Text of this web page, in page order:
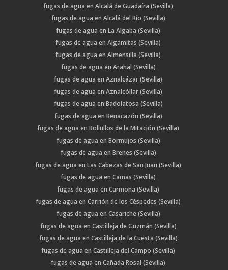
fugas de agua en Alcalá de Guadaíra (Sevilla)
fugas de agua en Alcalá del Río (Sevilla)
fugas de agua en La Algaba (Sevilla)
fugas de agua en Algámitas (Sevilla)
fugas de agua en Almensilla (Sevilla)
fugas de agua en Arahal (Sevilla)
fugas de agua en Aznalcázar (Sevilla)
fugas de agua en Aznalcóllar (Sevilla)
fugas de agua en Badolatosa (Sevilla)
fugas de agua en Benacazón (Sevilla)
fugas de agua en Bollullos de la Mitación (Sevilla)
fugas de agua en Bormujos (Sevilla)
fugas de agua en Brenes (Sevilla)
fugas de agua en Las Cabezas de San Juan (Sevilla)
fugas de agua en Camas (Sevilla)
fugas de agua en Carmona (Sevilla)
fugas de agua en Carrión de los Céspedes (Sevilla)
fugas de agua en Casariche (Sevilla)
fugas de agua en Castilleja de Guzmán (Sevilla)
fugas de agua en Castilleja de la Cuesta (Sevilla)
fugas de agua en Castilleja del Campo (Sevilla)
fugas de agua en Cañada Rosal (Sevilla)